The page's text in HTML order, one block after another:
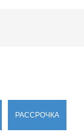
РАССРОЧКА